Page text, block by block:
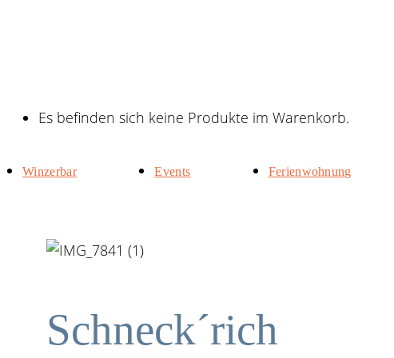
Es befinden sich keine Produkte im Warenkorb.
Winzerbar Events Ferienwohnung
Schneck´rich